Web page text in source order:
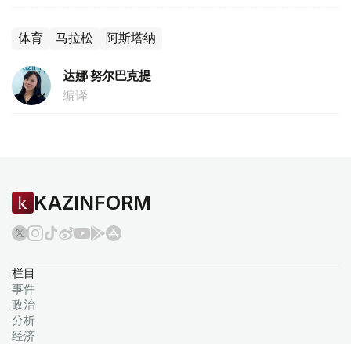
体育 马拉松 阿斯塔纳
达娜 努尔巴克提
编译
KAZINFORM
栏目
事件
政治
分析
经济